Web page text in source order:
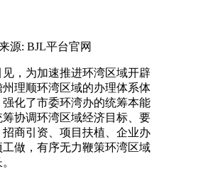
源: BJL平台官网
为加速推进环湾区域开辟
州理顺环湾区域的办理体系体
强化了市委环湾办的统筹本能
筹协调环湾区域经济目标、要
招商引资、项目扶植、企业办
工做，有序无力鞭策环湾区域